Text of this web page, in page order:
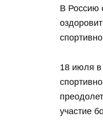
В Россию
18 июля в
участие